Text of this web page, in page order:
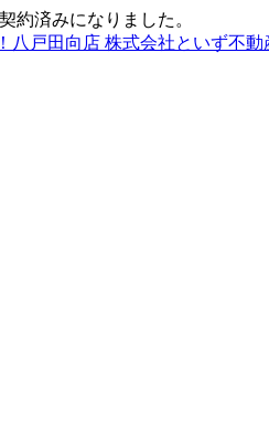
約済みになりました。
八戸田向店 株式会社といず不動